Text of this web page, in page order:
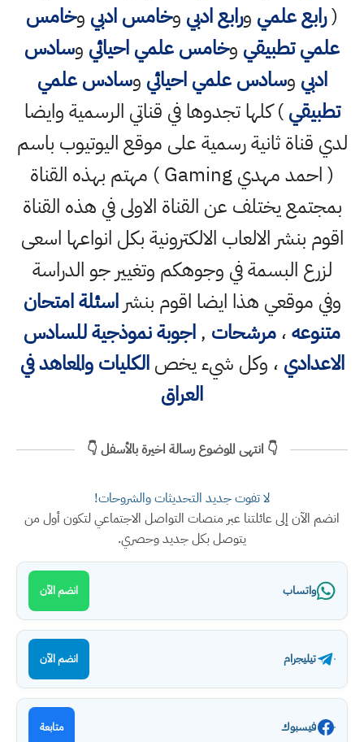
(رابع علمي ورابع ادبي وخامس ادبي وخامس
علمي تطبيقي وخامس علمي احيائي وسادس
ادبي وسادس علمي احيائي وسادس علمي
تطبيقي) كلها تجدوها في قناتي الرسمية وايضا
لدي قناة ثانية رسمية على موقع اليوتيوب باسم
( احمد مهدي Gaming ) مهتم بهذه القناة
بمجتمع يختلف عن القناة الاولى في هذه القناة
اقوم بنشر الالعاب الالكترونية بكل انواعها اسعى
لزرع البسمة في وجوهكم وتغيير جو الدراسة
وفي موقعي هذا ايضا اقوم بنشراسئلة امتحان
متنوعه،مرشحات ,اجوبة نموذجية للسادس
الاعدادي ، وكل شيء يخصالكليات والمعاهد في
العراق
👇 انتهى الموضوع رسالة اخيرة بالأسفل 👇
لا تفوت جديد التحديثات والشروحات!
انضم الآن إلى عائلتنا عبر منصات التواصل الاجتماعي لتكون أول من
يتوصل بكل جديد وحصري.
واتساب انضم الآن
تيليجرام انضم الآن
فيسبوك متابعة